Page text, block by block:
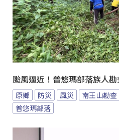
颱風逼近！普悠瑪部落族人
原鄉 防災 風災 南王山勘查
普悠瑪部落